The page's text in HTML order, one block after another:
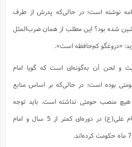
نوشته است؛ ‌در حالی‌که پدرش از طرف
شده بود؟ این مطلب از همان ضرب‌المثل
‌«دروغگو کم‌حافظه است».
و لحن آن به‌گونه‌ای است که گویا امام
بوده است؛ در حالی‌که بر اساس منابع
هیچ منصب حومتی نداشته است. باید توجه
داشت از میان ائمه تنها امام علی(ع) در دوره‌ای کمتر از 5 سال و امام